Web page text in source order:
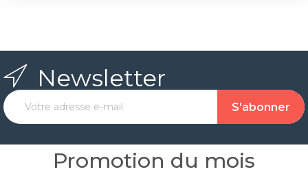
Newsletter
Promotion du mois